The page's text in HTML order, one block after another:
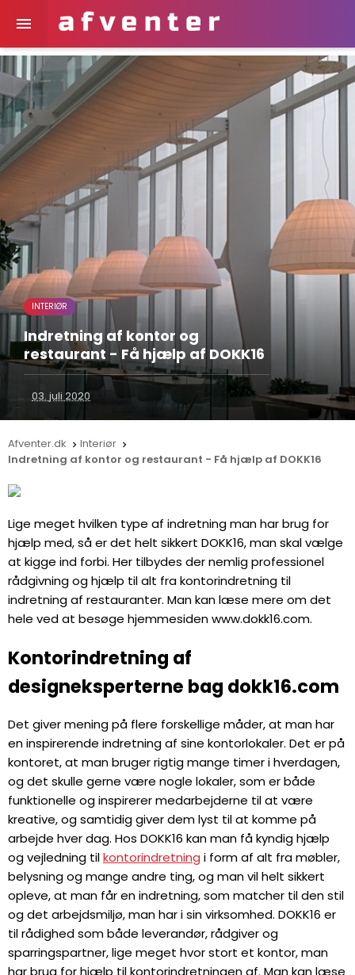

INTERIØR
Indretning af kontor og
restaurant - Få hjælp af DOKK16
03. juli 2020
Afventer.dk  Interiør 
Indretning af kontor og restaurant - Få hjælp af DOKK16
Lige meget hvilken type af indretning man har brug for
hjælp med, så er det helt sikkert DOKK16, man skal vælge
at kigge ind forbi. Her tilbydes der nemlig professionel
rådgivning og hjælp til alt fra kontorindretning til
indretning af restauranter. Man kan læse mere om det
hele ved at besøge hjemmesiden www.dokk16.com.
Kontorindretning af
designeksperterne bag dokk16.com
Det giver mening på flere forskellige måder, at man har
en inspirerende indretning af sine kontorlokaler. Det er på
kontoret, at man bruger rigtig mange timer i hverdagen,
og det skulle gerne være nogle lokaler, som er både
funktionelle og inspirerer medarbejderne til at være
kreative, og samtidig giver dem lyst til at komme på
arbejde hver dag. Hos DOKK16 kan man få kyndig hjælp
og vejledning tilkontorindretning i form af alt fra møbler,
belysning og mange andre ting, og man vil helt sikkert
opleve, at man får en indretning, som matcher til den stil
og det arbejdsmiljø, man har i sin virksomhed. DOKK16 er
til rådighed som både leverandør, rådgiver og
sparringspartner, lige meget hvor stort et kontor, man